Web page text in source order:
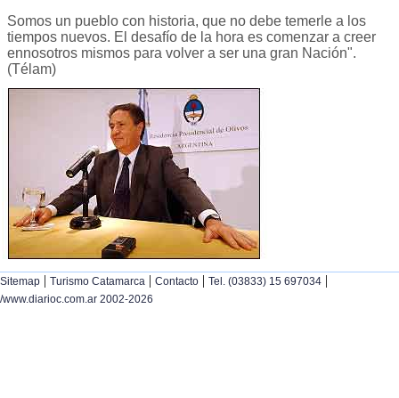
Somos un pueblo con historia, que no debe temerle a los
tiempos nuevos. El desafío de la hora es comenzar a creer
ennosotros mismos para volver a ser una gran Nación".
(Télam)
Sitemap | Turismo Catamarca | Contacto | Tel. (03833) 15 697034 |
/www.diarioc.com.ar 2002-2026